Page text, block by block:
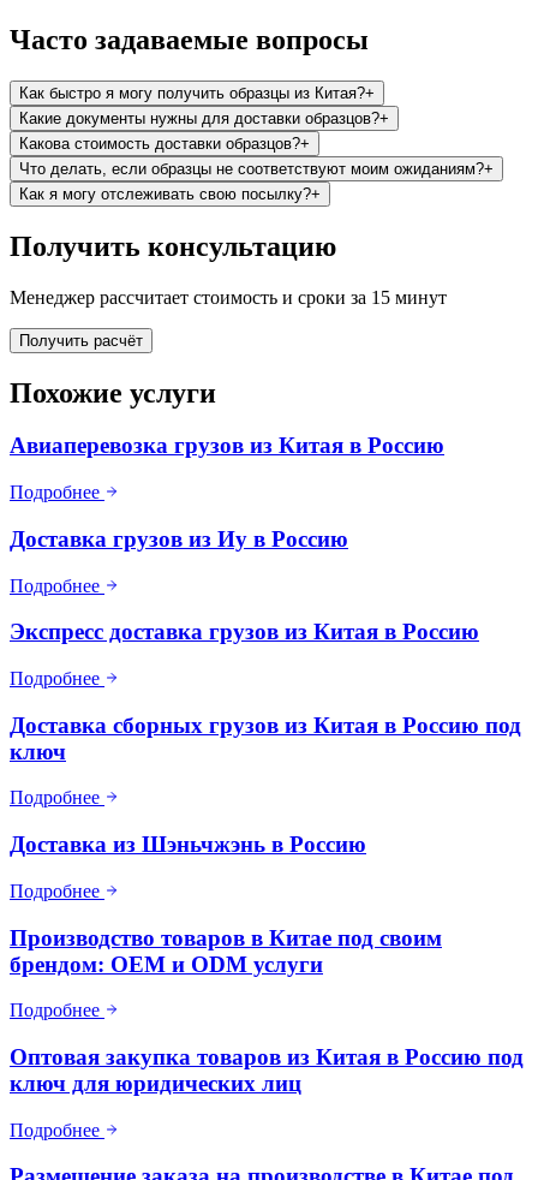
Часто задаваемые вопросы
Как быстро я могу получить образцы из Китая?+
Какие документы нужны для доставки образцов?+
Какова стоимость доставки образцов?+
Что делать, если образцы не соответствуют моим ожиданиям?+
Как я могу отслеживать свою посылку?+
Получить консультацию
Менеджер рассчитает стоимость и сроки за 15 минут
Получить расчёт
Похожие услуги
Авиаперевозка грузов из Китая в Россию
Подробнее
Доставка грузов из Иу в Россию
Подробнее
Экспресс доставка грузов из Китая в Россию
Подробнее
Доставка сборных грузов из Китая в Россию под
ключ
Подробнее
Доставка из Шэньчжэнь в Россию
Подробнее
Производство товаров в Китае под своим
брендом: OEM и ODM услуги
Подробнее
Оптовая закупка товаров из Китая в Россию под
ключ для юридических лиц
Подробнее